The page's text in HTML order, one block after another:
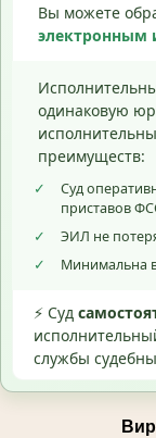
Вы можете
электронным
одинаковую
преимуществ:
✓
Суд
приставов
✓
ЭИЛ не
✓
Минимальна
⚡ Суд
службы